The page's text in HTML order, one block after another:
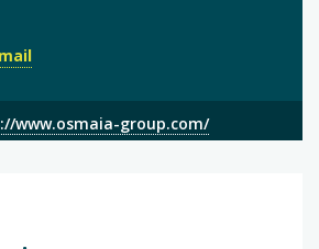
www.osmaia-group.com/